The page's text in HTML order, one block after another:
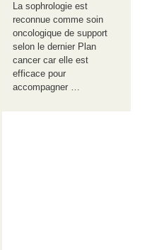
La sophrologie est
reconnue comme soin
oncologique de support
selon le dernier Plan
cancer car elle est
efficace pour
accompagner …